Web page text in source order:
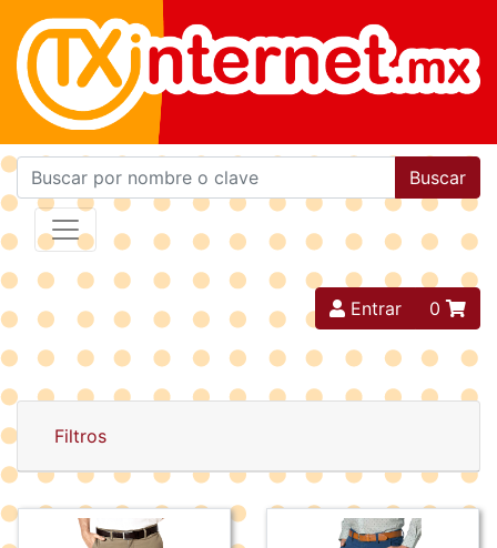
Buscar
Entrar 0
Filtros